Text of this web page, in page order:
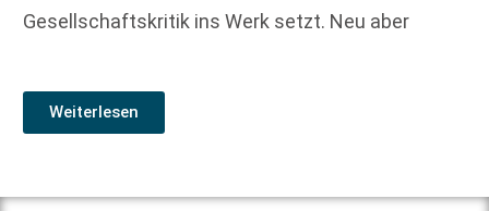
Gesellschaftskritik ins Werk setzt. Neu aber
Weiterlesen